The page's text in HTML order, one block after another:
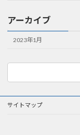
アーカイブ
2023年1月
サイトマップ